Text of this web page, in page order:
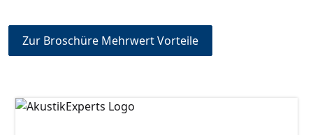
Zur Broschüre Mehrwert Vorteile